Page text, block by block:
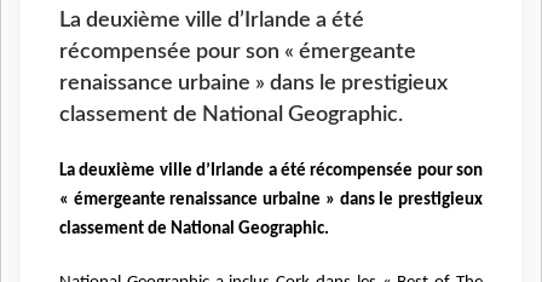
La deuxième ville d’Irlande a été
récompensée pour son « émergeante
renaissance urbaine » dans le prestigieux
classement de National Geographic.
La deuxième ville d’Irlande a été récompensée pour son
« émergeante renaissance urbaine » dans le prestigieux
classement de National Geographic.